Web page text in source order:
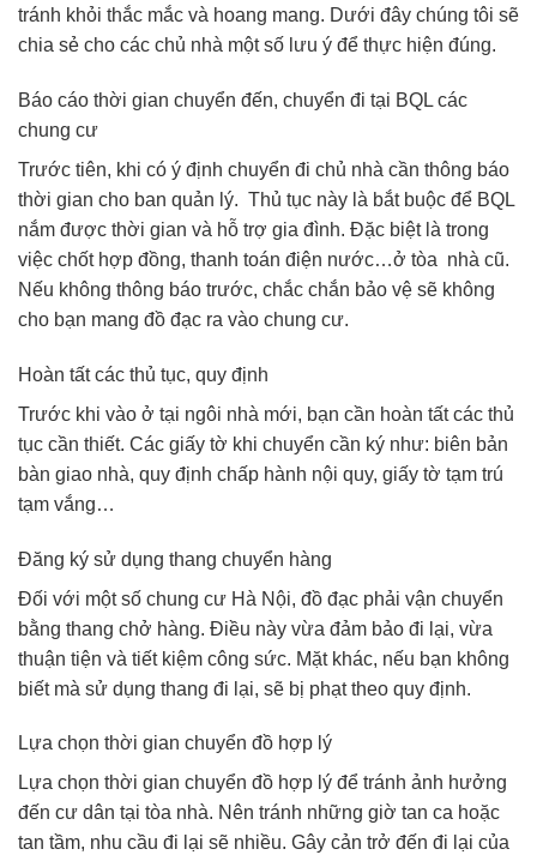
tránh khỏi thắc mắc và hoang mang. Dưới đây chúng tôi sẽ
chia sẻ cho các chủ nhà một số lưu ý để thực hiện đúng.
Báo cáo thời gian chuyển đến, chuyển đi tại BQL các
chung cư
Trước tiên, khi có ý định chuyển đi chủ nhà cần thông báo
thời gian cho ban quản lý. Thủ tục này là bắt buộc để BQL
nắm được thời gian và hỗ trợ gia đình. Đặc biệt là trong
việc chốt hợp đồng, thanh toán điện nước…ở tòa nhà cũ.
Nếu không thông báo trước, chắc chắn bảo vệ sẽ không
cho bạn mang đồ đạc ra vào chung cư.
Hoàn tất các thủ tục, quy định
Trước khi vào ở tại ngôi nhà mới, bạn cần hoàn tất các thủ
tục cần thiết. Các giấy tờ khi chuyển cần ký như: biên bản
bàn giao nhà, quy định chấp hành nội quy, giấy tờ tạm trú
tạm vắng…
Đăng ký sử dụng thang chuyển hàng
Đối với một số chung cư Hà Nội, đồ đạc phải vận chuyển
bằng thang chở hàng. Điều này vừa đảm bảo đi lại, vừa
thuận tiện và tiết kiệm công sức. Mặt khác, nếu bạn không
biết mà sử dụng thang đi lại, sẽ bị phạt theo quy định.
Lựa chọn thời gian chuyển đồ hợp lý
Lựa chọn thời gian chuyển đồ hợp lý để tránh ảnh hưởng
đến cư dân tại tòa nhà. Nên tránh những giờ tan ca hoặc
tan tầm, nhu cầu đi lại sẽ nhiều. Gây cản trở đến đi lại của